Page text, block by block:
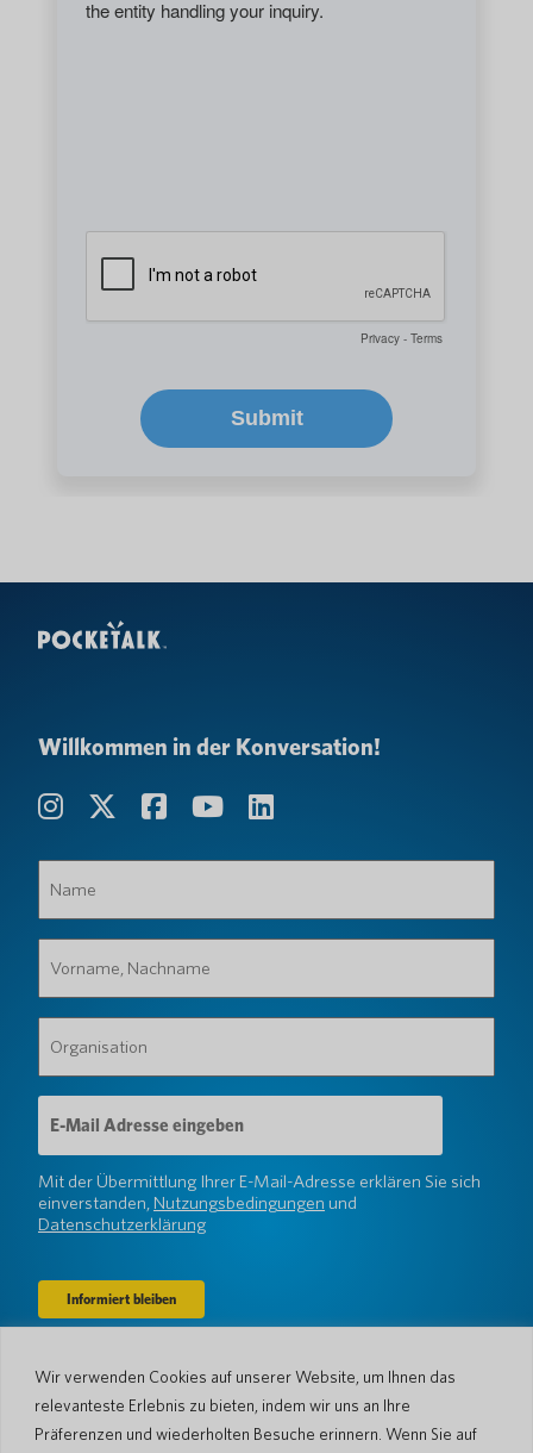
Wir verwenden Cookies auf unserer Website, um Ihnen das
relevanteste Erlebnis zu bieten, indem wir uns an Ihre
Präferenzen und wiederholten Besuche erinnern. Wenn Sie auf
Willkommen in der Konversation!
(erforderlich)
Nachname
(erforderlich)
(erforderlich)
E-
Mail-
Adresse
(erforderlich)
Mit der Übermittlung Ihrer E-Mail-Adresse erklären Sie sich
einverstanden, Nutzungsbedingungen und
Datenschutzerklärung
Unternehmen
Über uns
Nachrichtenraum